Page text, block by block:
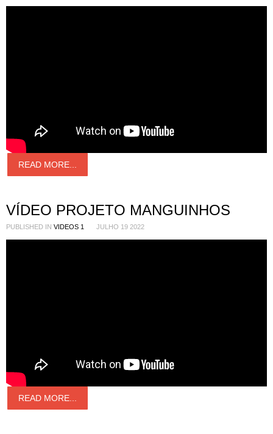
READ MORE...
VÍDEO PROJETO MANGUINHOS
PUBLISHED IN VIDEOS 1 JULHO 19 2022
READ MORE...